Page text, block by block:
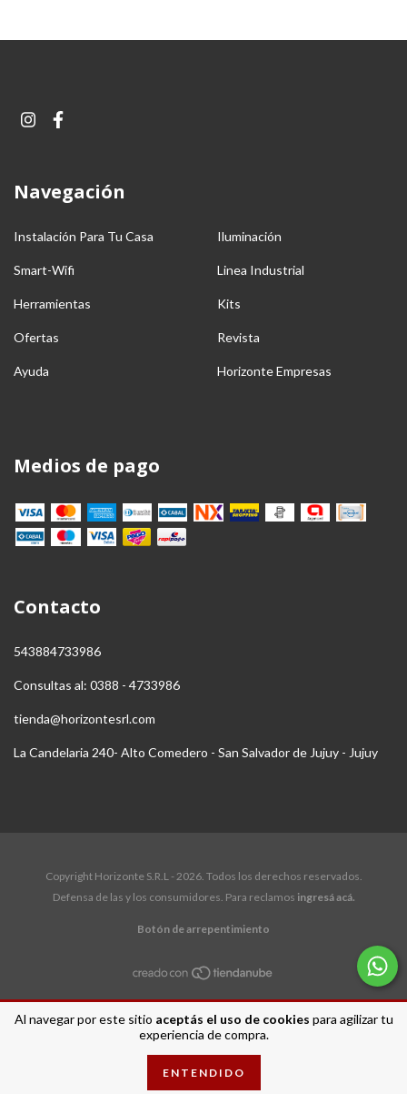
Al navegar por este sitio aceptás el uso de cookies para agilizar tu
experiencia de compra.
ENTENDIDO
Navegación
Instalación Para Tu Casa Iluminación
Smart-Wifi Linea Industrial
Herramientas Kits
Ofertas Revista
Ayuda Horizonte Empresas
Medios de pago
Contacto
543884733986
Consultas al: 0388 - 4733986
tienda@horizontesrl.com
La Candelaria 240- Alto Comedero - San Salvador de Jujuy - Jujuy
Copyright Horizonte S.R.L - 2026. Todos los derechos reservados.
Defensa de las y los consumidores. Para reclamos ingresá acá.
Botón de arrepentimiento